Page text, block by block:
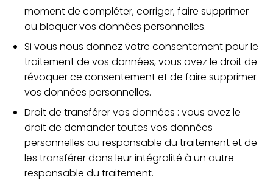
moment de compléter, corriger, faire supprimer
ou bloquer vos données personnelles.
Si vous nous donnez votre consentement pour le
traitement de vos données, vous avez le droit de
révoquer ce consentement et de faire supprimer
vos données personnelles.
Droit de transférer vos données : vous avez le
droit de demander toutes vos données
personnelles au responsable du traitement et de
les transférer dans leur intégralité à un autre
responsable du traitement.